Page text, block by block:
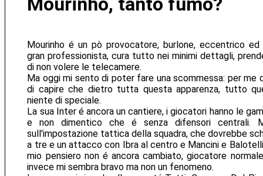
Mourinho é un pò provocatore, burlone, eccentrico
gran professionista, cura tutto nei minimi dettagli,
di non volere le telecamere.
Ma oggi mi sento di poter fare una scommessa: per me
di capire che dietro tutta questa apparenza, tutto
niente di speciale.
La sua Inter é ancora un cantiere, i giocatori hanno le
e non dimentico che é senza difensori centrali.
sull'impostazione tattica della squadra, che dovrebbe
a tre e un attacco con Ibra al centro e Mancini e
mio pensiero non é ancora cambiato, giocatore
invece mi sembra bravo ma non un fenomeno.